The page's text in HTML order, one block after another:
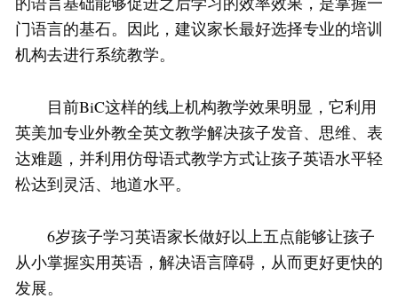
门语言的基石。因此，建议家长最好选择专业的培训
机构去进行系统教学。
目前BiC这样的线上机构教学效果明显，它利用
英美加专业外教全英文教学解决孩子发音、思维、表
达难题，并利用仿母语式教学方式让孩子英语水平轻
松达到灵活、地道水平。
6岁孩子学习英语家长做好以上五点能够让孩子
从小掌握实用英语，解决语言障碍，从而更好更快的
发展。